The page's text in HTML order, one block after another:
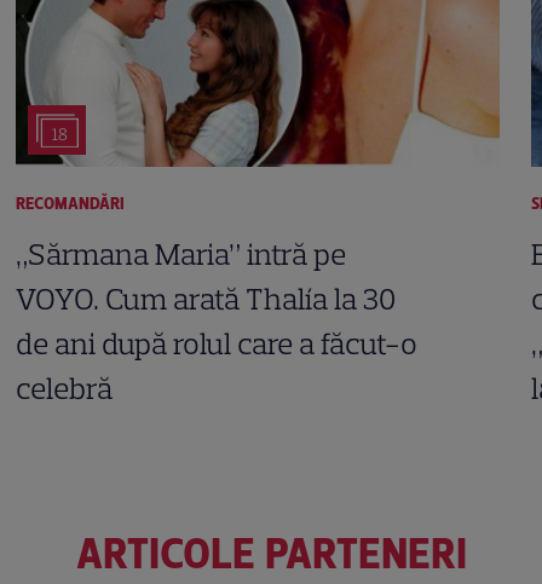
18
RECOMANDĂRI
„Sărmana Maria” intră pe
VOYO. Cum arată Thalía la 30
de ani după rolul care a făcut-o
celebră
ARTICOLE PARTENERI